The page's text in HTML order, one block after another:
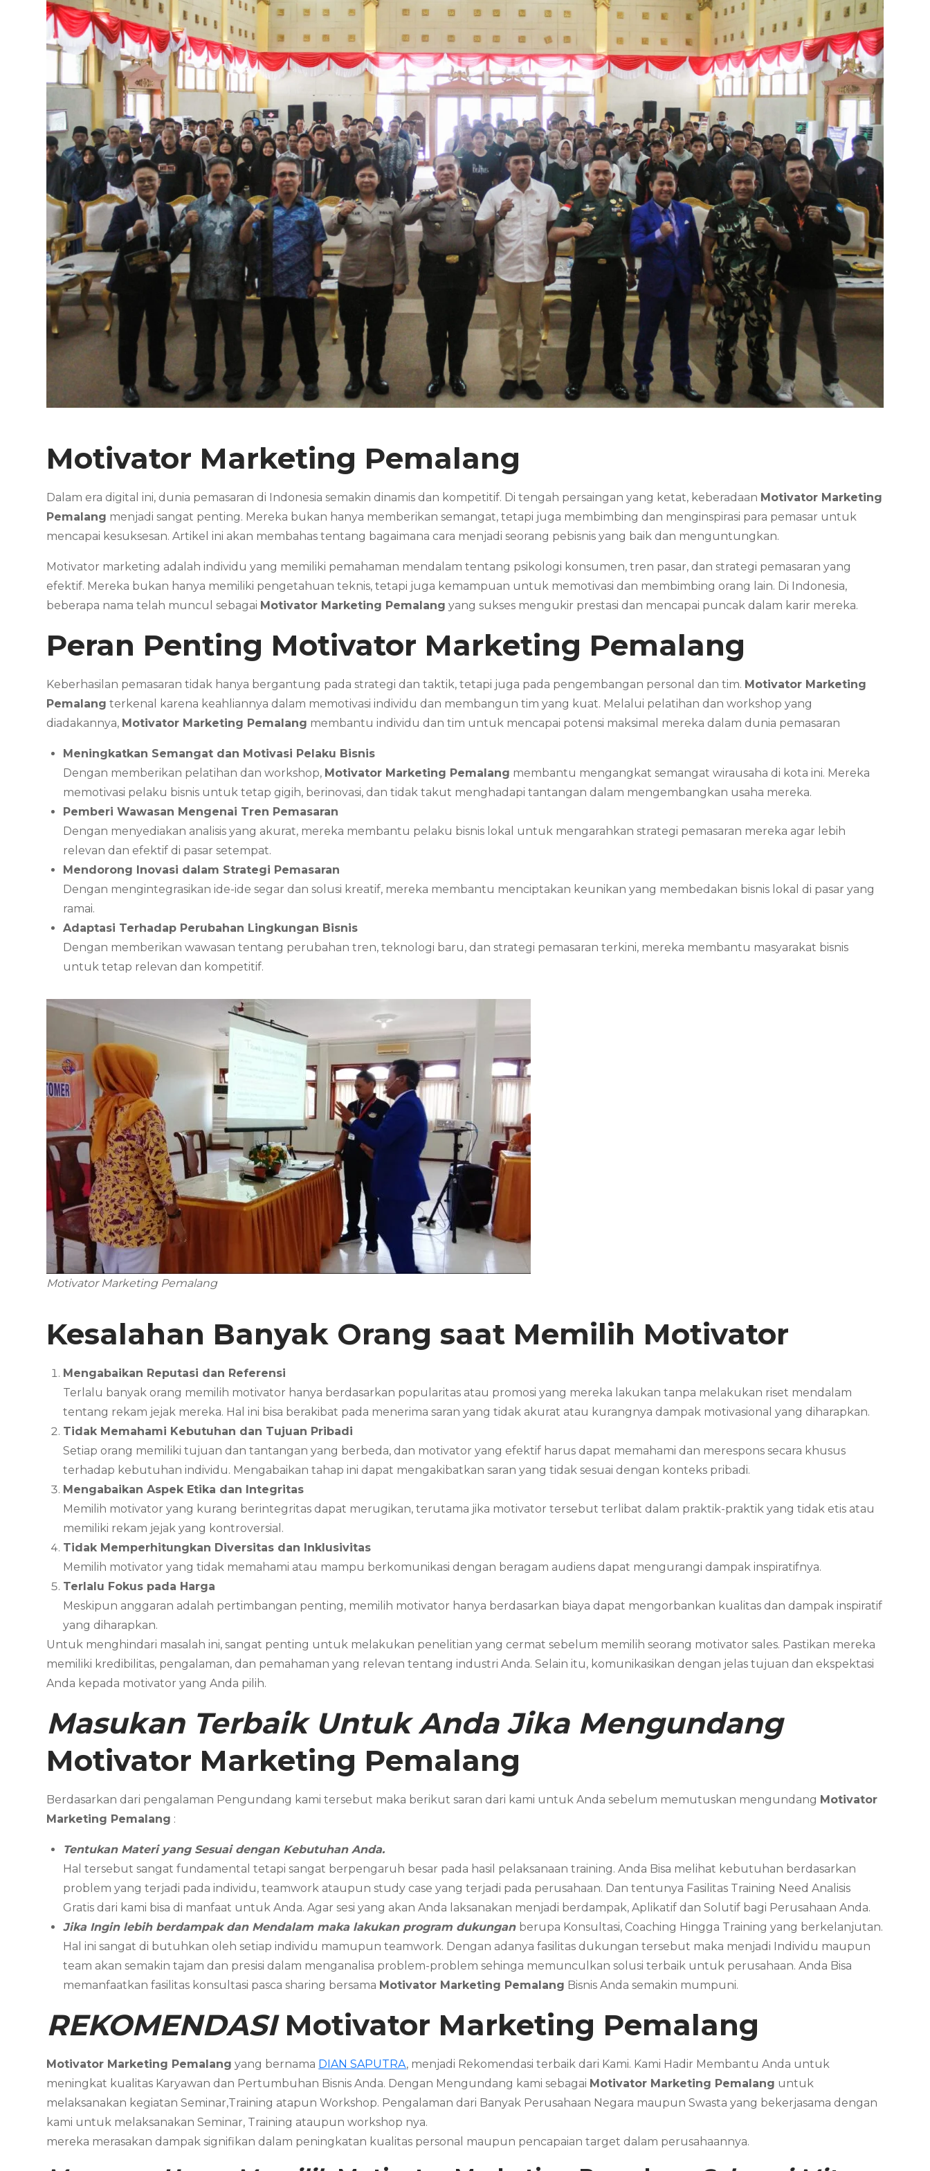
Motivator Marketing Pemalang
Dalam era digital ini, dunia pemasaran di Indonesia semakin dinamis dan kompetitif. Di tengah persaingan yang ketat, keberadaan Motivator Marketing
Pemalang menjadi sangat penting. Mereka bukan hanya memberikan semangat, tetapi juga membimbing dan menginspirasi para pemasar untuk
mencapai kesuksesan. Artikel ini akan membahas tentang bagaimana cara menjadi seorang pebisnis yang baik dan menguntungkan.
Motivator marketing adalah individu yang memiliki pemahaman mendalam tentang psikologi konsumen, tren pasar, dan strategi pemasaran yang
efektif. Mereka bukan hanya memiliki pengetahuan teknis, tetapi juga kemampuan untuk memotivasi dan membimbing orang lain. Di Indonesia,
beberapa nama telah muncul sebagai Motivator Marketing Pemalang yang sukses mengukir prestasi dan mencapai puncak dalam karir mereka.
Peran Penting Motivator Marketing Pemalang
Keberhasilan pemasaran tidak hanya bergantung pada strategi dan taktik, tetapi juga pada pengembangan personal dan tim. Motivator Marketing
Pemalang terkenal karena keahliannya dalam memotivasi individu dan membangun tim yang kuat. Melalui pelatihan dan workshop yang
diadakannya, Motivator Marketing Pemalang membantu individu dan tim untuk mencapai potensi maksimal mereka dalam dunia pemasaran
Meningkatkan Semangat dan Motivasi Pelaku Bisnis
Dengan memberikan pelatihan dan workshop, Motivator Marketing Pemalang membantu mengangkat semangat wirausaha di kota ini. Mereka
memotivasi pelaku bisnis untuk tetap gigih, berinovasi, dan tidak takut menghadapi tantangan dalam mengembangkan usaha mereka.
Pemberi Wawasan Mengenai Tren Pemasaran
Dengan menyediakan analisis yang akurat, mereka membantu pelaku bisnis lokal untuk mengarahkan strategi pemasaran mereka agar lebih
relevan dan efektif di pasar setempat.
Mendorong Inovasi dalam Strategi Pemasaran
Dengan mengintegrasikan ide-ide segar dan solusi kreatif, mereka membantu menciptakan keunikan yang membedakan bisnis lokal di pasar yang
ramai.
Adaptasi Terhadap Perubahan Lingkungan Bisnis
Dengan memberikan wawasan tentang perubahan tren, teknologi baru, dan strategi pemasaran terkini, mereka membantu masyarakat bisnis
untuk tetap relevan dan kompetitif.
Motivator Marketing Pemalang
Kesalahan Banyak Orang saat Memilih Motivator
Mengabaikan Reputasi dan Referensi
Terlalu banyak orang memilih motivator hanya berdasarkan popularitas atau promosi yang mereka lakukan tanpa melakukan riset mendalam
tentang rekam jejak mereka. Hal ini bisa berakibat pada menerima saran yang tidak akurat atau kurangnya dampak motivasional yang diharapkan.
Tidak Memahami Kebutuhan dan Tujuan Pribadi
Setiap orang memiliki tujuan dan tantangan yang berbeda, dan motivator yang efektif harus dapat memahami dan merespons secara khusus
terhadap kebutuhan individu. Mengabaikan tahap ini dapat mengakibatkan saran yang tidak sesuai dengan konteks pribadi.
Mengabaikan Aspek Etika dan Integritas
Memilih motivator yang kurang berintegritas dapat merugikan, terutama jika motivator tersebut terlibat dalam praktik-praktik yang tidak etis atau
memiliki rekam jejak yang kontroversial.
Tidak Memperhitungkan Diversitas dan Inklusivitas
Memilih motivator yang tidak memahami atau mampu berkomunikasi dengan beragam audiens dapat mengurangi dampak inspiratifnya.
Terlalu Fokus pada Harga
Meskipun anggaran adalah pertimbangan penting, memilih motivator hanya berdasarkan biaya dapat mengorbankan kualitas dan dampak inspiratif
yang diharapkan.
Untuk menghindari masalah ini, sangat penting untuk melakukan penelitian yang cermat sebelum memilih seorang motivator sales. Pastikan mereka
memiliki kredibilitas, pengalaman, dan pemahaman yang relevan tentang industri Anda. Selain itu, komunikasikan dengan jelas tujuan dan ekspektasi
Anda kepada motivator yang Anda pilih.
Masukan Terbaik Untuk Anda Jika Mengundang
Motivator Marketing Pemalang
Berdasarkan dari pengalaman Pengundang kami tersebut maka berikut saran dari kami untuk Anda sebelum memutuskan mengundang Motivator
Marketing Pemalang :
Tentukan Materi yang Sesuai dengan Kebutuhan Anda.
Hal tersebut sangat fundamental tetapi sangat berpengaruh besar pada hasil pelaksanaan training. Anda Bisa melihat kebutuhan berdasarkan
problem yang terjadi pada individu, teamwork ataupun study case yang terjadi pada perusahaan. Dan tentunya Fasilitas Training Need Analisis
Gratis dari kami bisa di manfaat untuk Anda. Agar sesi yang akan Anda laksanakan menjadi berdampak, Aplikatif dan Solutif bagi Perusahaan Anda.
Jika Ingin lebih berdampak dan Mendalam maka lakukan program dukungan berupa Konsultasi, Coaching Hingga Training yang berkelanjutan.
Hal ini sangat di butuhkan oleh setiap individu mamupun teamwork. Dengan adanya fasilitas dukungan tersebut maka menjadi Individu maupun
team akan semakin tajam dan presisi dalam menganalisa problem-problem sehinga memunculkan solusi terbaik untuk perusahaan. Anda Bisa
memanfaatkan fasilitas konsultasi pasca sharing bersama Motivator Marketing Pemalang Bisnis Anda semakin mumpuni.
REKOMENDASI Motivator Marketing Pemalang
Motivator Marketing Pemalang yang bernama DIAN SAPUTRA, menjadi Rekomendasi terbaik dari Kami. Kami Hadir Membantu Anda untuk
meningkat kualitas Karyawan dan Pertumbuhan Bisnis Anda. Dengan Mengundang kami sebagai Motivator Marketing Pemalang untuk
melaksanakan kegiatan Seminar,Training atapun Workshop. Pengalaman dari Banyak Perusahaan Negara maupun Swasta yang bekerjasama dengan
kami untuk melaksanakan Seminar, Training ataupun workshop nya.
mereka merasakan dampak signifikan dalam peningkatan kualitas personal maupun pencapaian target dalam perusahaannya.